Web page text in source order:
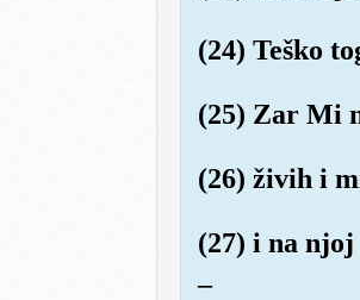
(24) Teško
(25) Zar Mi
(26) živih i
(27) i na
–